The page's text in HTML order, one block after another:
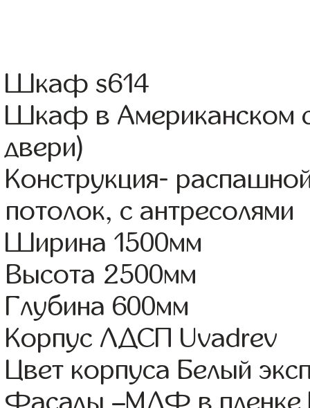
Шкаф s614
Шкаф в Американском
двери)
Конструкция-
потолок, с антресолями
Ширина 1500мм
Высота 2500мм
Глубина 600мм
Корпус ЛДСП Uvadrev
Цвет корпуса Белый
Фасады –МДФ в пленке